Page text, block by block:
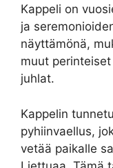
Kappeli on
ja
näyttämönä,
muut perinteiset
juhlat.
Kappelin
pyhiinvaellus,
vetää paikalle